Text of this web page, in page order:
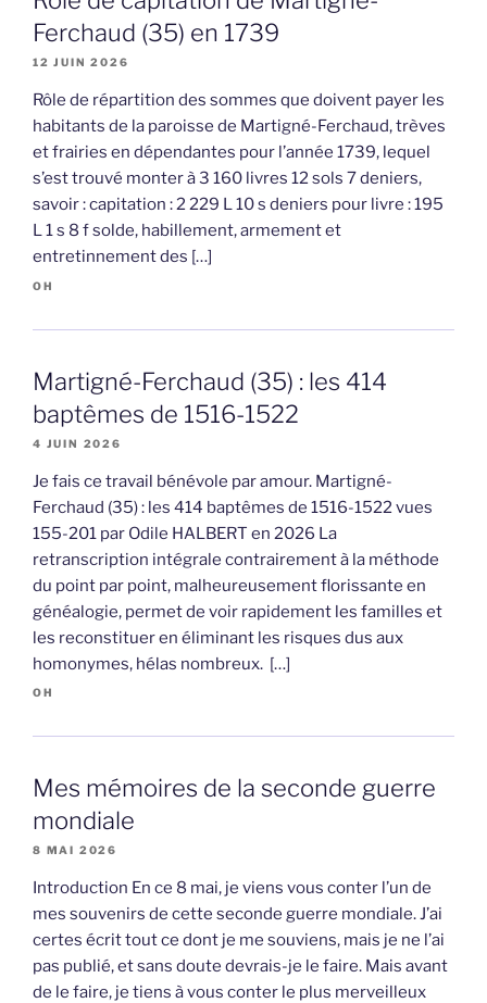
Ferchaud (35) en 1739
12 JUIN 2026
Rôle de répartition des sommes que doivent payer les
habitants de la paroisse de Martigné-Ferchaud, trèves
et frairies en dépendantes pour l’année 1739, lequel
s’est trouvé monter à 3 160 livres 12 sols 7 deniers,
savoir : capitation : 2 229 L 10 s deniers pour livre : 195
L 1 s 8 f solde, habillement, armement et
entretinnement des […]
OH
Martigné-Ferchaud (35) : les 414
baptêmes de 1516-1522
4 JUIN 2026
Je fais ce travail bénévole par amour. Martigné-
Ferchaud (35) : les 414 baptêmes de 1516-1522 vues
155-201 par Odile HALBERT en 2026 La
retranscription intégrale contrairement à la méthode
du point par point, malheureusement florissante en
généalogie, permet de voir rapidement les familles et
les reconstituer en éliminant les risques dus aux
homonymes, hélas nombreux. […]
OH
Mes mémoires de la seconde guerre
mondiale
8 MAI 2026
Introduction En ce 8 mai, je viens vous conter l’un de
mes souvenirs de cette seconde guerre mondiale. J’ai
certes écrit tout ce dont je me souviens, mais je ne l’ai
pas publié, et sans doute devrais-je le faire. Mais avant
de le faire, je tiens à vous conter le plus merveilleux